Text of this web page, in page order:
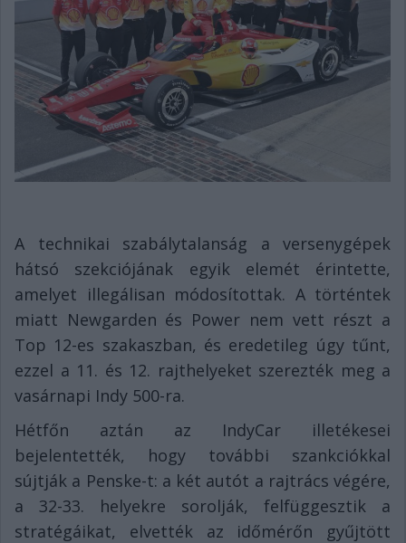
A technikai szabálytalanság a versenygépek
hátsó szekciójának egyik elemét érintette,
amelyet illegálisan módosítottak. A történtek
miatt Newgarden és Power nem vett részt a
Top 12-es szakaszban, és eredetileg úgy tűnt,
ezzel a 11. és 12. rajthelyeket szerezték meg a
vasárnapi Indy 500-ra.
Hétfőn aztán az IndyCar illetékesei
bejelentették, hogy további szankciókkal
sújtják a Penske-t: a két autót a rajtrács végére,
a 32-33. helyekre sorolják, felfüggesztik a
stratégáikat, elvették az időmérőn gyűjtött